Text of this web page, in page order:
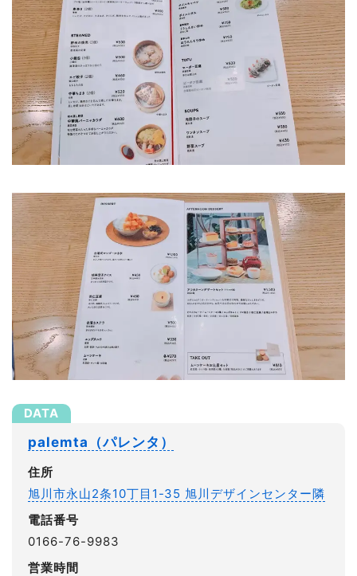
palemta（パレンタ）
住所
旭川市永山2条10丁目1-35 旭川デザインセンター隣
電話番号
0166-76-9983
営業時間